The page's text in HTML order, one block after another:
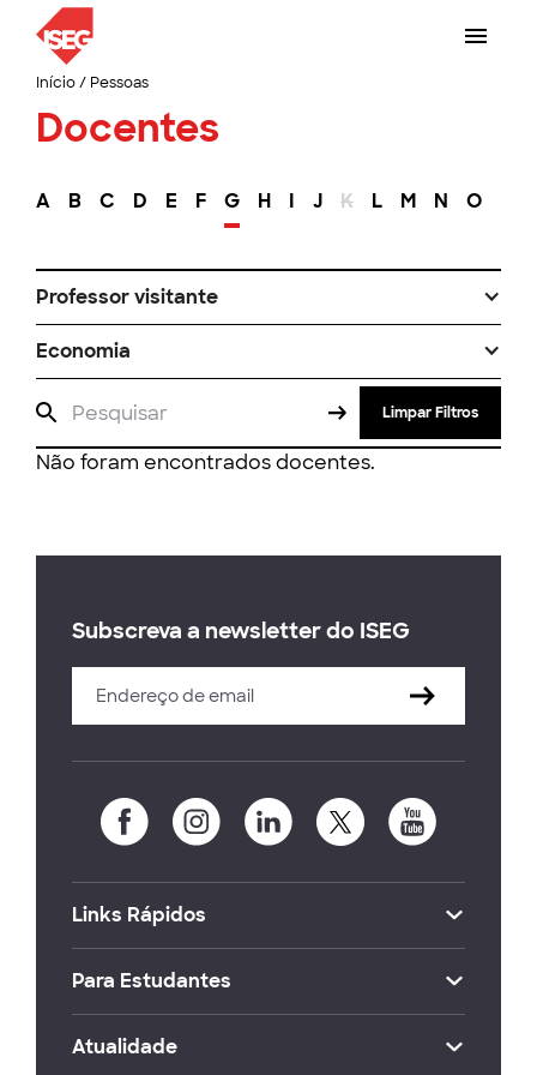
Início/ Pessoas
Docentes
A B C D E F G H I J K L M N O
Professor visitante
Economia
Limpar Filtros
Não foram encontrados docentes.
Subscreva a newsletter do ISEG
Links Rápidos
Para Estudantes
Atualidade